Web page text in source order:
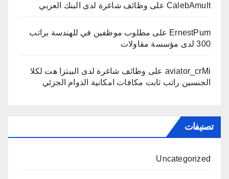
CalebAmult على وظائف شاغرة لدى البنك العربي
ErnestPum على مطلوب موظفين في للهندسة براتب
300 لدى مؤسسة مقاولات
aviator_crMi على وظائف شاغرة لدى البيتزا هت لكلا
الجنسين راتب ثابت مكافات امكانية الدوام الجزئي
تصنيفات
Uncategorized